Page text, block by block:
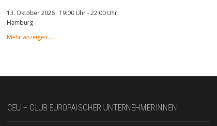
13. Oktober 2026 · 19:00 Uhr-22:00 Uhr
Hamburg
Mehr anzeigen …
CEU – CLUB EUROPÄISCHER UNTERNEHMERINNEN